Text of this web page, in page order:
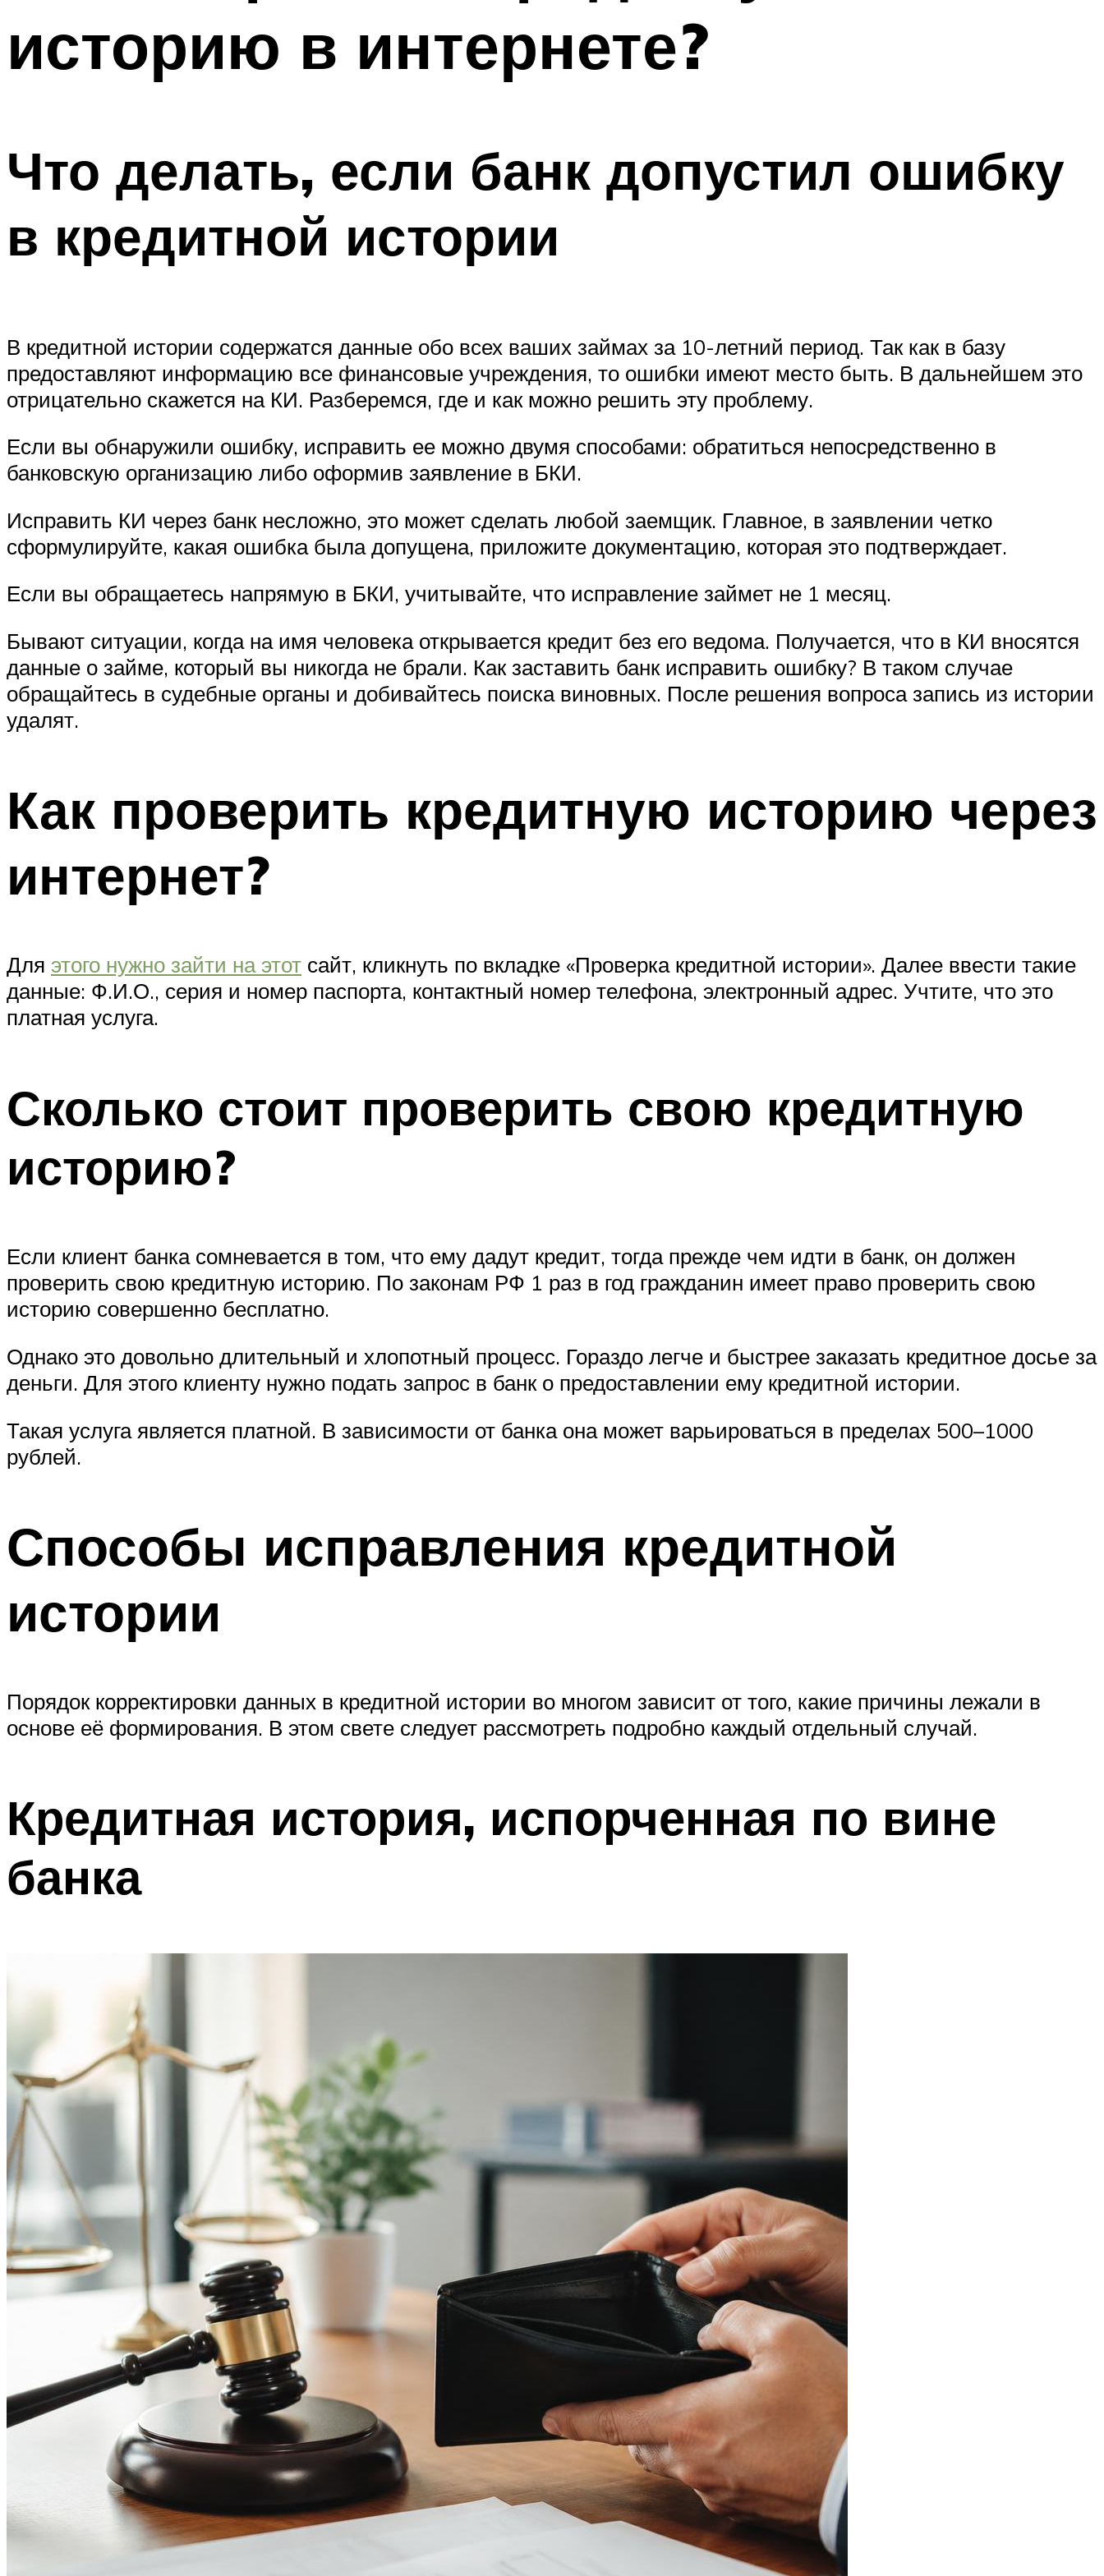
историю в интернете?
Что делать, если банк допустил ошибку
в кредитной истории
В кредитной истории содержатся данные обо всех ваших займах за 10-летний период. Так как в базу
предоставляют информацию все финансовые учреждения, то ошибки имеют место быть. В дальнейшем это
отрицательно скажется на КИ. Разберемся, где и как можно решить эту проблему.
Если вы обнаружили ошибку, исправить ее можно двумя способами: обратиться непосредственно в
банковскую организацию либо оформив заявление в БКИ.
Исправить КИ через банк несложно, это может сделать любой заемщик. Главное, в заявлении четко
сформулируйте, какая ошибка была допущена, приложите документацию, которая это подтверждает.
Если вы обращаетесь напрямую в БКИ, учитывайте, что исправление займет не 1 месяц.
Бывают ситуации, когда на имя человека открывается кредит без его ведома. Получается, что в КИ вносятся
данные о займе, который вы никогда не брали. Как заставить банк исправить ошибку? В таком случае
обращайтесь в судебные органы и добивайтесь поиска виновных. После решения вопроса запись из истории
удалят.
Как проверить кредитную историю через
интернет?
Для этого нужно зайти на этот сайт, кликнуть по вкладке «Проверка кредитной истории». Далее ввести такие
данные: Ф.И.О., серия и номер паспорта, контактный номер телефона, электронный адрес. Учтите, что это
платная услуга.
Сколько стоит проверить свою кредитную
историю?
Если клиент банка сомневается в том, что ему дадут кредит, тогда прежде чем идти в банк, он должен
проверить свою кредитную историю. По законам РФ 1 раз в год гражданин имеет право проверить свою
историю совершенно бесплатно.
Однако это довольно длительный и хлопотный процесс. Гораздо легче и быстрее заказать кредитное досье за
деньги. Для этого клиенту нужно подать запрос в банк о предоставлении ему кредитной истории.
Такая услуга является платной. В зависимости от банка она может варьироваться в пределах 500–1000
рублей.
Способы исправления кредитной
истории
Порядок корректировки данных в кредитной истории во многом зависит от того, какие причины лежали в
основе её формирования. В этом свете следует рассмотреть подробно каждый отдельный случай.
Кредитная история, испорченная по вине
банка